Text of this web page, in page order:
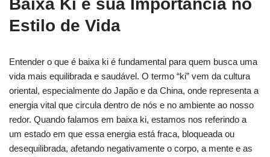
Baixa Ki e sua Importância no
Estilo de Vida
Entender o que é baixa ki é fundamental para quem busca uma
vida mais equilibrada e saudável. O termo “ki” vem da cultura
oriental, especialmente do Japão e da China, onde representa a
energia vital que circula dentro de nós e no ambiente ao nosso
redor. Quando falamos em baixa ki, estamos nos referindo a
um estado em que essa energia está fraca, bloqueada ou
desequilibrada, afetando negativamente o corpo, a mente e as